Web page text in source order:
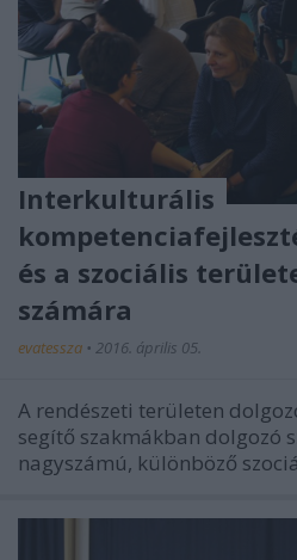
Interkulturális
és a szociális
számára
evatessza • 2016. április 05.
A rendészeti területen
segítő szakmákban dolgozó
nagyszámú, különböző